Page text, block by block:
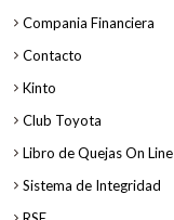
Compania Financiera
Contacto
Kinto
Club Toyota
Libro de Quejas On Line
Sistema de Integridad